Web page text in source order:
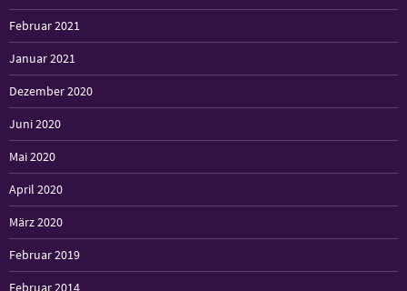
Februar 2021
Januar 2021
Dezember 2020
Juni 2020
Mai 2020
April 2020
März 2020
Februar 2019
Februar 2014